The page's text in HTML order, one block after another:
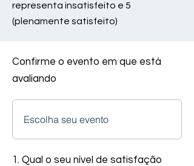
representa insatisfeito e 5
(plenamente satisfeito)
Confirme o evento em que está
avaliando
1. Qual o seu nível de satisfação